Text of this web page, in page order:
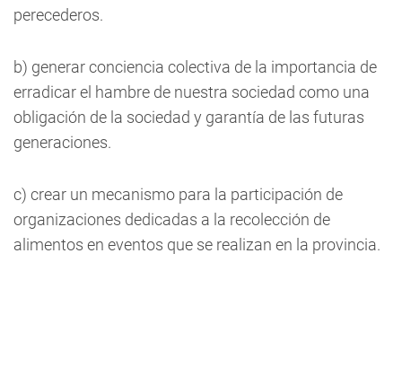
perecederos.
b) generar conciencia colectiva de la importancia de
erradicar el hambre de nuestra sociedad como una
obligación de la sociedad y garantía de las futuras
generaciones.
c) crear un mecanismo para la participación de
organizaciones dedicadas a la recolección de
alimentos en eventos que se realizan en la provincia.